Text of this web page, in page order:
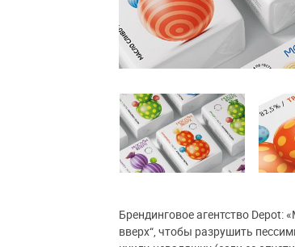
Брендинговое агентство
вверх“, чтобы разрушить